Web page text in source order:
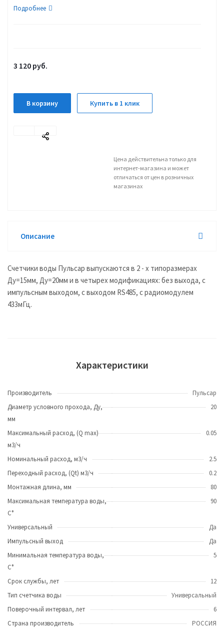
Подробнее
3 120 руб.
В корзину Купить в 1 клик
Цена действительна только для
интернет-магазина и может
отличаться от цен в розничных
магазинах
Описание
Счетчики воды Пульсар выпускаются в 2 - х типоразмерах
Ду=15мм, Ду=20мм и в четырех модификациях: без выхода, с
импульсным выходом, с выходом RS485, с радиомодулем
433мГц.
Характеристики
Производитель
Пульсар
Диаметр условного прохода, Ду,
мм
20
Максимальный расход, (Q max)
м3/ч
0.05
Номинальный расход, м3/ч
2.5
Переходный расход, (Qt) м3/ч
0.2
Монтажная длина, мм
80
Максимальная температура воды,
C°
90
Универсальный
Да
Импульсный выход
Да
Минимальная температура воды,
С°
5
Срок службы, лет
12
Тип счетчика воды
Универсальный
Поверочный интервал, лет
6
Страна производитель
РОССИЯ